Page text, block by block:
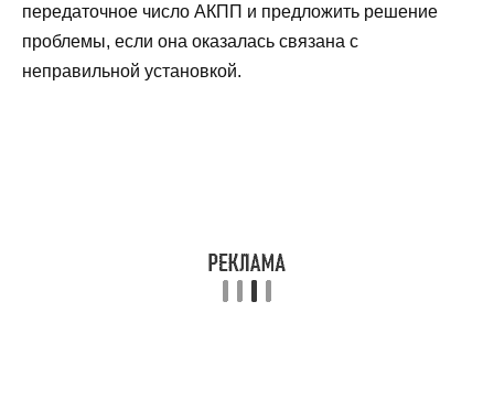
передаточное число АКПП и предложить решение
проблемы, если она оказалась связана с
неправильной установкой.